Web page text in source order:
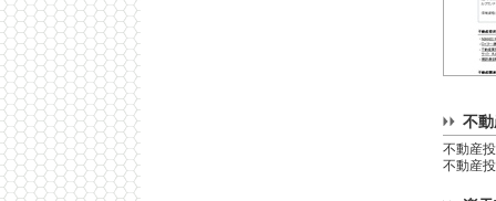
不
不動産
不動産